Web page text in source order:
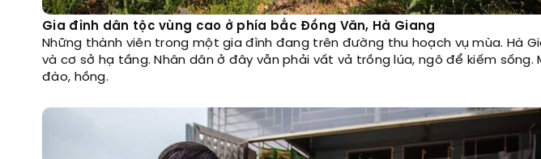
Gia đình dân tộc vùng cao ở phía bắc Đồng Văn, Hà Giang
Những thành viên trong một gia đình đang trên đường thu hoạch vụ mùa. Hà
và cơ sở hạ tầng. Nhân dân ở đây vẫn phải vất vả trồng lúa, ngô để kiếm sống.
đào, hồng.